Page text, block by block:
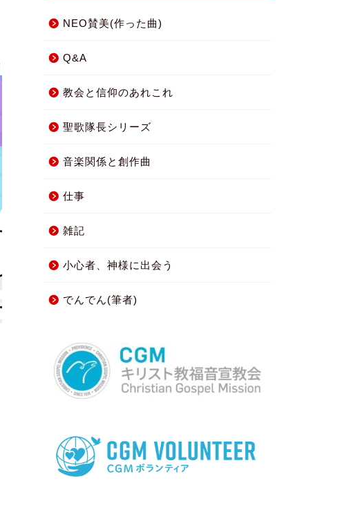
NEO賛美(作った曲)
Q&A
教会と信仰のあれこれ
聖歌隊長シリーズ
音楽関係と創作曲
仕事
雑記
小心者、神様に出会う
でんでん(筆者)